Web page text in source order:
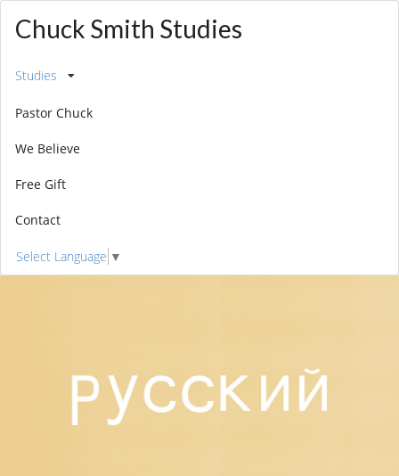
Chuck Smith Studies
Studies
Pastor Chuck
We Believe
Free Gift
Contact
Select Language ▼